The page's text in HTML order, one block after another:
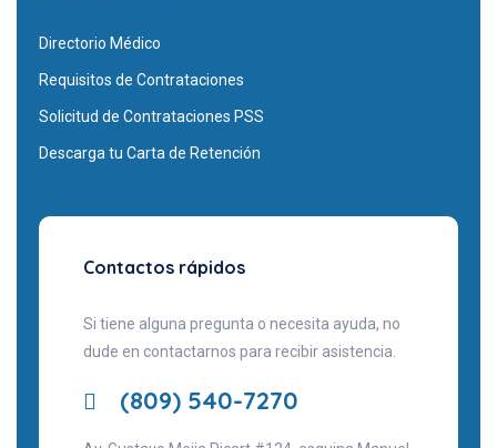
Directorio Médico
Requisitos de Contrataciones
Solicitud de Contrataciones PSS
Descarga tu Carta de Retención
Contactos rápidos
Si tiene alguna pregunta o necesita ayuda, no
dude en contactarnos para recibir asistencia.
(809) 540-7270